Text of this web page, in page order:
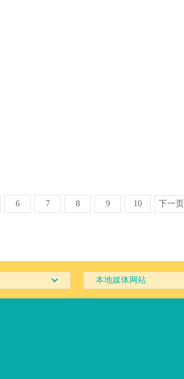
6 7 8 9 10 下一页
本地媒体网站